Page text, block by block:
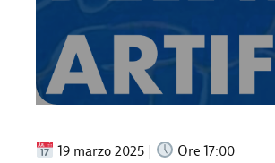
19 marzo 2025 | Ore 17:00